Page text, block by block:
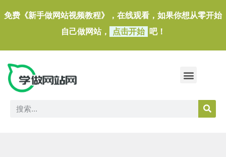
免费《新手做网站视频教程》，在线观看，如果你想从零开始
自己做网站，
点击开始 吧！